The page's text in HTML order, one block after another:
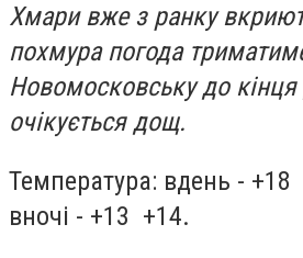
Хмари вже з ранку
похмура погода
Новомосковську до кінця
очікується дощ.
Температура: вдень - +18
вночі - +13 +14.